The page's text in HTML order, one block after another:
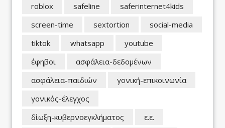
roblox
safeline
saferinternet4kids
screen-time
sextortion
social-media
tiktok
whatsapp
youtube
έφηβοι
ασφάλεια-δεδομένων
ασφάλεια-παιδιών
γονική-επικοινωνία
γονικός-έλεγχος
δίωξη-κυβερνοεγκλήματος
ε.ε.